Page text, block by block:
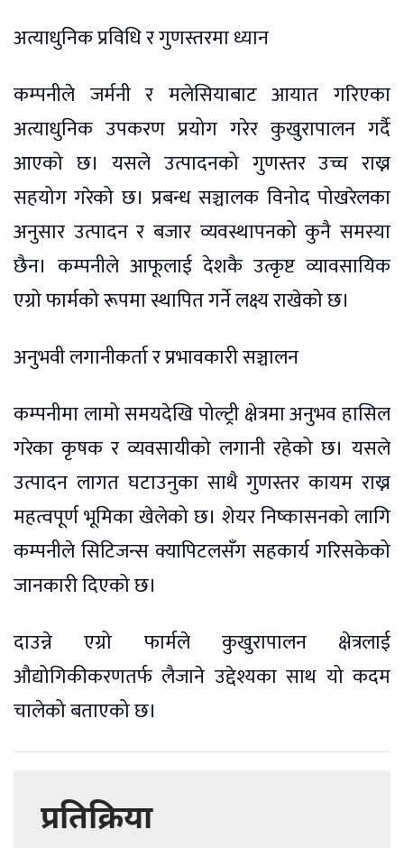
अत्याधुनिक प्रविधि र गुणस्तरमा ध्यान
कम्पनीले जर्मनी र मलेसियाबाट आयात गरिएका
अत्याधुनिक उपकरण प्रयोग गरेर कुखुरापालन गर्दै
आएको छ। यसले उत्पादनको गुणस्तर उच्च राख्न
सहयोग गरेको छ। प्रबन्ध सञ्चालक विनोद पोखरेलका
अनुसार उत्पादन र बजार व्यवस्थापनको कुनै समस्या
छैन। कम्पनीले आफूलाई देशकै उत्कृष्ट व्यावसायिक
एग्रो फार्मको रूपमा स्थापित गर्ने लक्ष्य राखेको छ।
अनुभवी लगानीकर्ता र प्रभावकारी सञ्चालन
कम्पनीमा लामो समयदेखि पोल्ट्री क्षेत्रमा अनुभव हासिल
गरेका कृषक र व्यवसायीको लगानी रहेको छ। यसले
उत्पादन लागत घटाउनुका साथै गुणस्तर कायम राख्न
महत्वपूर्ण भूमिका खेलेको छ। शेयर निष्कासनको लागि
कम्पनीले सिटिजन्स क्यापिटलसँग सहकार्य गरिसकेको
जानकारी दिएको छ।
दाउन्ने एग्रो फार्मले कुखुरापालन क्षेत्रलाई
औद्योगिकीकरणतर्फ लैजाने उद्देश्यका साथ यो कदम
चालेको बताएको छ।
प्रतिक्रिया